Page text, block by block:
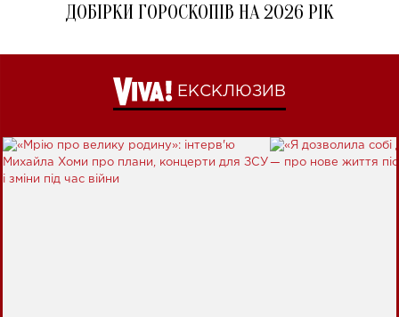
ДОБІРКИ ГОРОСКОПІВ НА 2026 РІК
ЕКСКЛЮЗИВ